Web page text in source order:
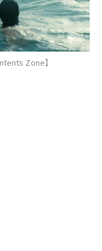
Zone】